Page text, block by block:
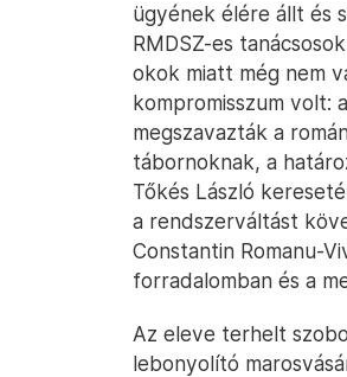
ügyének élére állt és
RMDSZ-es
okok miatt még nem
kompromisszum volt:
megszavazták a
tábornoknak, a
Tőkés László
a rendszerváltást
Constantin Romanu-
forradalomban és a
Az eleve terhelt
lebonyolító